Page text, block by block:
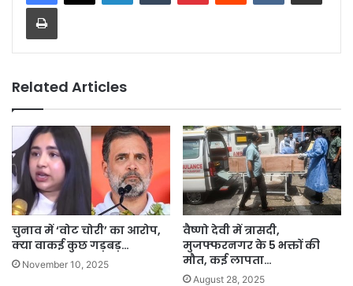
Print
Related Articles
चुनाव में ‘वोट चोरी’ का आरोप,
क्या वाकई कुछ गड़बड़…
November 10, 2025
वैष्णो देवी में त्रासदी,
मुजफ्फरनगर के 5 भक्तों की
मौत, कई लापता…
August 28, 2025